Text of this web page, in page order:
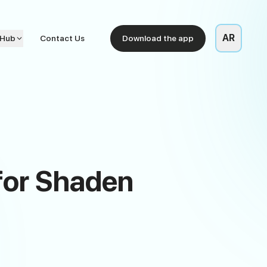
Contact Us AR
Download the app
Shaden